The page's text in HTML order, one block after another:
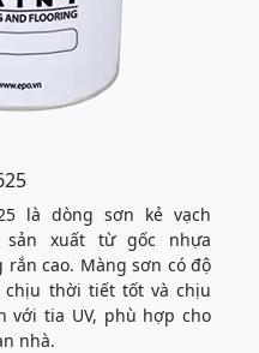
là dòng sơn kẻ vạch
sản xuất từ gốc nhựa
cao. Màng sơn có độ
chịu thời tiết tốt và chịu
với tia UV, phù hợp cho
nhà.